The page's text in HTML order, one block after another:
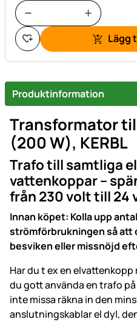
Lägg
Produktinformation
Transformator
(200 W), KERBL
Trafo till samtliga
vattenkoppar –
från 230 volt till 24
Innan köpet: Kolla upp
strömförbrukningen så att
besviken eller missnöjd
Har du t ex en elvattenkopp
du gott använda en trafo på
inte missa räkna in den
anslutningskablar el dyl,